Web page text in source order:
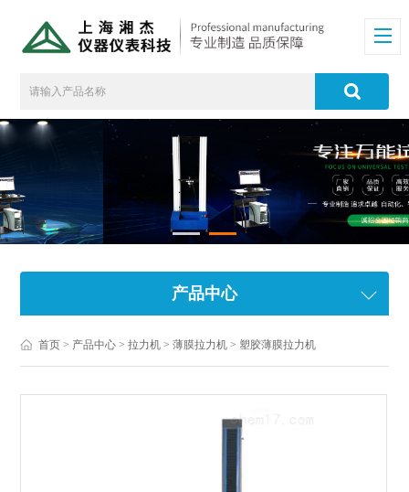
产品中心
首页 > 产品中心 >拉力机 >薄膜拉力机 > 塑胶薄膜拉力机